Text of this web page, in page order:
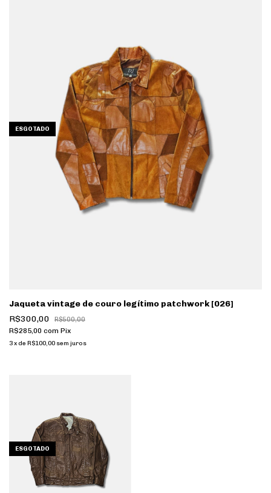
ESGOTADO
Jaqueta vintage de couro legítimo patchwork [026]
R$300,00
R$500,00
R$285,00 com Pix
3x de R$100,00 sem juros
ESGOTADO